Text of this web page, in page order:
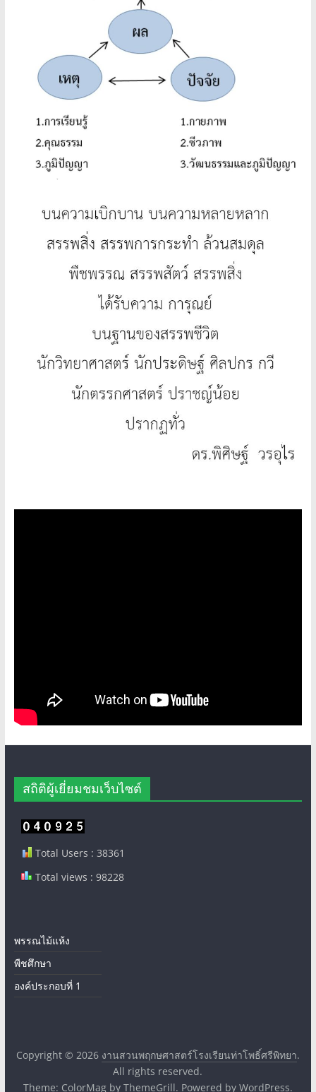
สถิติผู้เยี่ยมชมเว็บไซต์
Total Users : 38361
Total views : 98228
พรรณไม้แห้ง
พืชศึกษา
องค์ประกอบที่ 1
Copyright © 2026 งานสวนพฤกษศาสตร์โรงเรียนท่าโพธิ์ศรีพิทยา.
All rights reserved.
Theme: ColorMagby ThemeGrill. Powered by WordPress.